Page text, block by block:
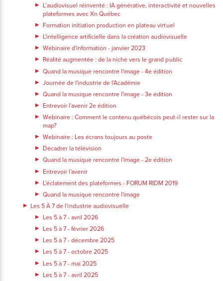
L’audiovisuel réinventé : IA générative, interactivité et nouvelles
plateformes avec Xn Québec
Formation initiation production en plateau virtuel
L'intelligence artificielle dans la création audiovisuelle
Webinaire d'information - janvier 2023
Réalité augmentée : de la niche vers le grand public
Quand la musique rencontre l'image - 4e édition
Journée de l'industrie de l'Académie
Quand la musique rencontre l'image - 3e édition
Entrevoir l'avenir 2e édition
Webinaire : Comment le contenu québécois peut-il rester sur la
map?
Webinaire : Les écrans toujours au poste
Décadrer la télévision
Quand la musique rencontre l'image - 2e édition
Entrevoir l'avenir
L'éclatement des plateformes - FORUM RIDM 2019
Quand la musique rencontre l'image
Les 5 À 7 de l'industrie audiovisuelle
Les 5 à 7 - avril 2026
Les 5 à 7 - février 2026
Les 5 à 7 - décembre 2025
Les 5 à 7 - octobre 2025
Les 5 à 7 - mai 2025
Les 5 à 7 - avril 2025